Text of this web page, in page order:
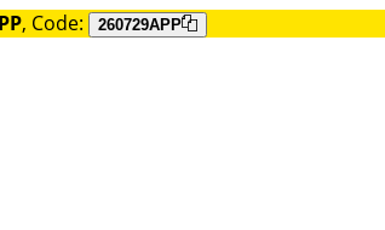
, Code: 260729APP